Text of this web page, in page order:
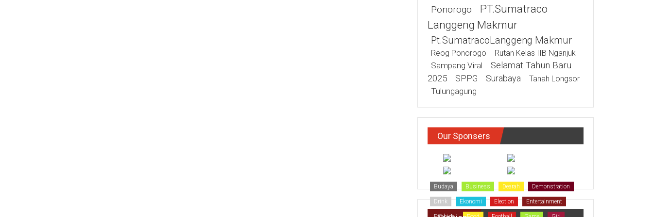
Ponorogo
PT.Sumatraco
Langgeng Makmur
Pt.SumatracoLanggeng Makmur
Reog Ponorogo Rutan Kelas IIB Nganjuk
Sampang Viral
Selamat Tahun Baru
2025
SPPG Surabaya Tanah Longsor
Tulungagung
Our Sponsers
Budaya Business Dearah Demonstration
Drink Ekonomi Election Entertainment